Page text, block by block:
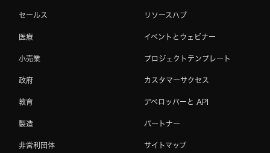
セールス
医療
小売業
政府
教育
製造
非営利団体
リソースハブ
イベントとウェビナー
プロジェクトテンプレート
カスタマーサクセス
デベロッパーと API
パートナー
サイトマップ